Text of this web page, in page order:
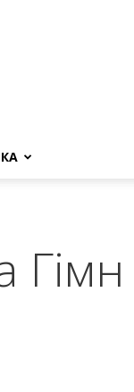
Гімн